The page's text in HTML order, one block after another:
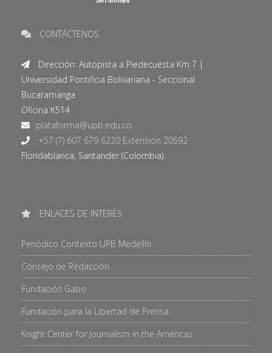
CONTÁCTENOS
Dirección: Autopista a Piedecuesta Km 7 |
Universidad Pontificia Bolivariana - Seccional
Bucaramanga
Oficina K514
+57 (7) 607 679 6220 Extensión 20592
Floridablanca, Santander (Colombia).
ENLACES DE INTERÉS
Periódico Contexto UPB Medellín
Consejo de Redacción
Fundación Gabo
Fundación para la Libertad de Prensa
Knight Center for Journalism in the Americas